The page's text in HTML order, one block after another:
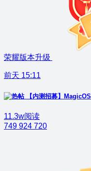
荣耀版本升级
前天 15:11
【内测招募】
11.3w阅读
749 924 720